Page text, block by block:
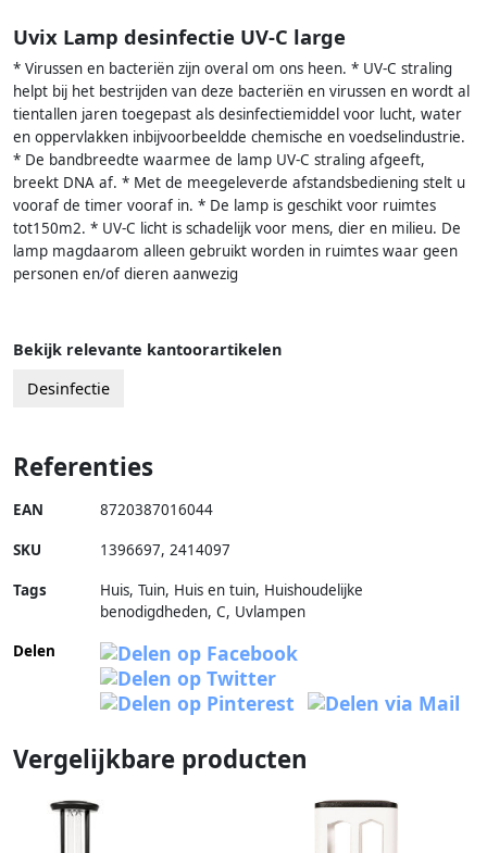
Uvix Lamp desinfectie UV-C large
* Virussen en bacteriën zijn overal om ons heen. * UV-C straling
helpt bij het bestrijden van deze bacteriën en virussen en wordt al
tientallen jaren toegepast als desinfectiemiddel voor lucht, water
en oppervlakken inbijvoorbeeldde chemische en voedselindustrie.
* De bandbreedte waarmee de lamp UV-C straling afgeeft,
breekt DNA af. * Met de meegeleverde afstandsbediening stelt u
vooraf de timer vooraf in. * De lamp is geschikt voor ruimtes
tot150m2. * UV-C licht is schadelijk voor mens, dier en milieu. De
lamp magdaarom alleen gebruikt worden in ruimtes waar geen
personen en/of dieren aanwezig
Bekijk relevante kantoorartikelen
Desinfectie
Referenties
EAN 8720387016044
SKU 1396697, 2414097
Tags
Huis, Tuin, Huis en tuin, Huishoudelijke
benodigdheden, C, Uvlampen
Delen
Vergelijkbare producten